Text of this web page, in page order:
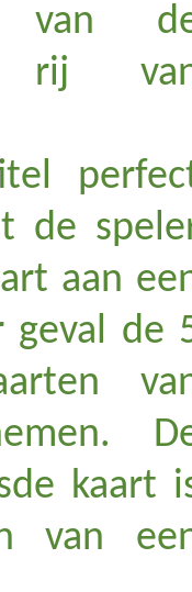
van
rij
de
aan
de
kaart
van